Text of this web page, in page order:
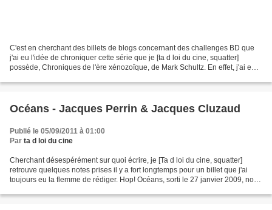
C'est en cherchant des billets de blogs concernant des challenges BD que
j'ai eu l'idée de chroniquer cette série que je [ta d loi du cine, squatter]
possède, Chroniques de l'ère xénozoïque, de Mark Schultz. En effet, j'ai eu
Océans - Jacques Perrin & Jacques Cluzaud
Publié le 05/09/2011 à 01:00
Par ta d loi du cine
Cherchant désespérément sur quoi écrire, je [Ta d loi du cine, squatter]
retrouve quelques notes prises il y a fort longtemps pour un billet que j'ai
toujours eu la flemme de rédiger. Hop! Océans, sorti le 27 janvier 2009, nous